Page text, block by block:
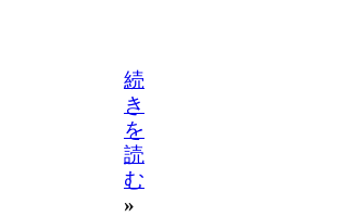
続
き
を
読
む
»